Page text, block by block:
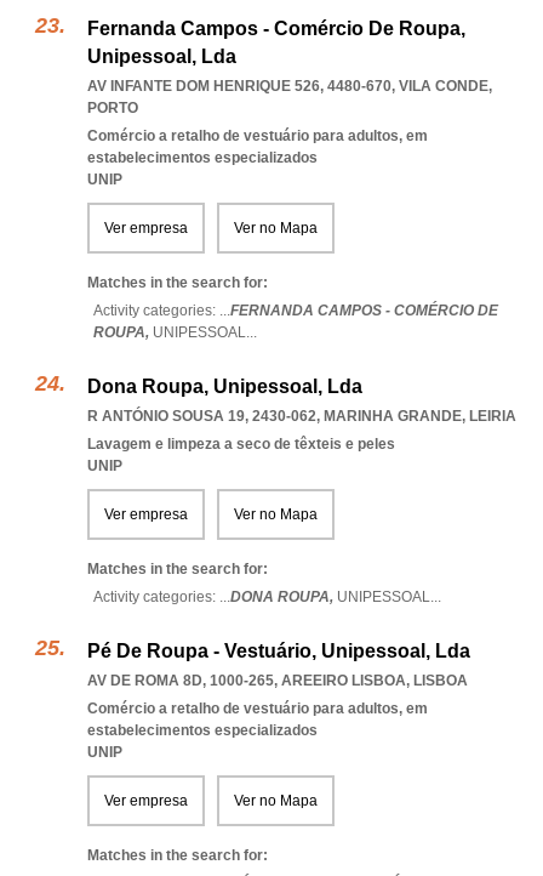
Fernanda Campos - Comércio De Roupa,
Unipessoal, Lda
AV INFANTE DOM HENRIQUE 526, 4480-670, VILA CONDE,
PORTO
Comércio a retalho de vestuário para adultos, em
estabelecimentos especializados
UNIP
Ver empresa Ver no Mapa
Matches in the search for:
Activity categories: ...FERNANDA CAMPOS - COMÉRCIO DE
ROUPA, UNIPESSOAL...
Dona Roupa, Unipessoal, Lda
R ANTÓNIO SOUSA 19, 2430-062, MARINHA GRANDE, LEIRIA
Lavagem e limpeza a seco de têxteis e peles
UNIP
Ver empresa Ver no Mapa
Matches in the search for:
Activity categories: ...DONA ROUPA, UNIPESSOAL...
Pé De Roupa - Vestuário, Unipessoal, Lda
AV DE ROMA 8D, 1000-265, AREEIRO LISBOA, LISBOA
Comércio a retalho de vestuário para adultos, em
estabelecimentos especializados
UNIP
Ver empresa Ver no Mapa
Matches in the search for: